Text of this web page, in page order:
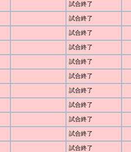
試合終了
試合終了
試合終了
試合終了
試合終了
試合終了
試合終了
試合終了
試合終了
試合終了
試合終了